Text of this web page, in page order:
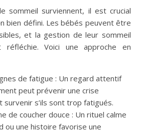
sommeil surviennent, il est crucial
bien défini. Les bébés peuvent être
et la gestion de leur sommeil
Voici une approche en
de fatigue : Un regard attentif
peut prévenir une crise
survenir s’ils sont trop fatigués.
de coucher douce : Un rituel calme
ou une histoire favorise une